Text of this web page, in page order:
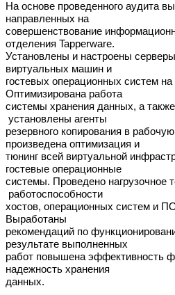
На основе проведенного аудита
направленных на
совершенствование
отделения Tapperware.
Установлены и настроены
виртуальных машин и
гостевых операционных систем
Оптимизирована работа
системы хранения данных, а
установлены агенты
резервного копирования в
произведена оптимизация и
тюнинг всей виртуальной
гостевые операционные
системы. Проведено нагрузочное
работоспособности
хостов, операционных систем и
Выработаны
рекомендаций по
результате выполненных
работ повышена эффективность
надежность хранения
данных.